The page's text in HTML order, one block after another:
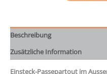
Beschreibung
Zusätzliche Information
Einsteck-Passepartout im